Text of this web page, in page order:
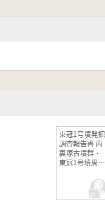
東冠1号墳発掘
調査報告書 内
裏塚古墳群・
東冠1号墳周溝